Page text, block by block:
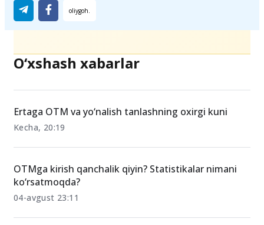
O‘xshash xabarlar
Ertaga OTM va yo‘nalish tanlashning oxirgi kuni
Kecha, 20:19
OTMga kirish qanchalik qiyin? Statistikalar nimani
ko‘rsatmoqda?
04-avgust 23:11